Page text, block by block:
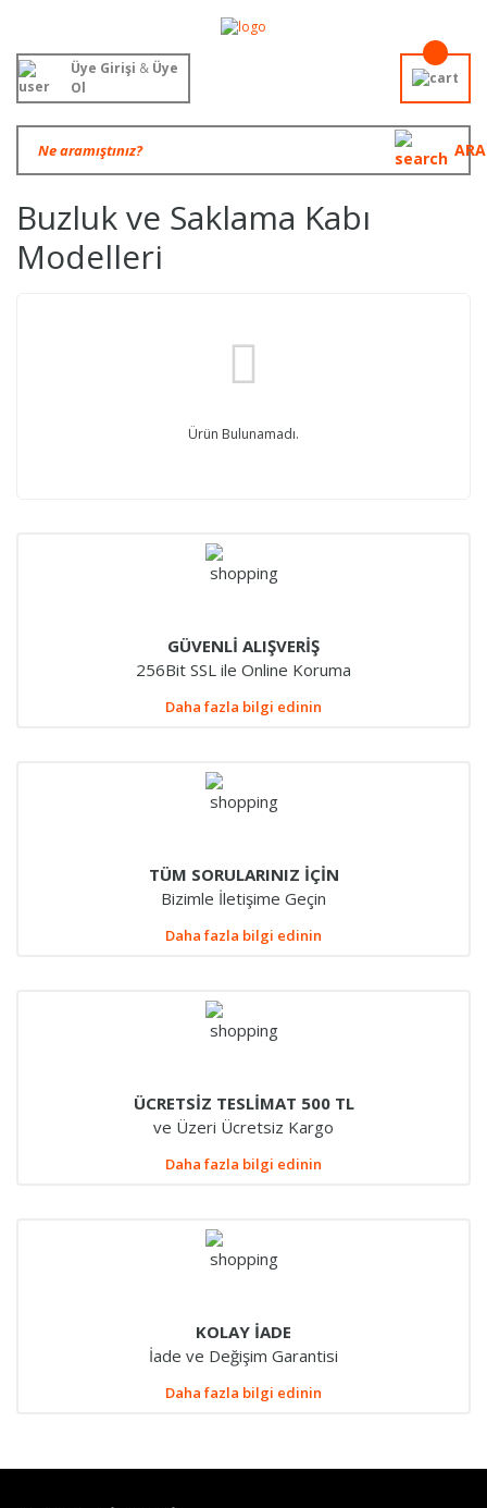
ARA
Üye Girişi &Üye
Ol
Buzluk ve Saklama Kabı
Modelleri
Ürün Bulunamadı.
GÜVENLİ ALIŞVERİŞ
256Bit SSL ile Online Koruma
Daha fazla bilgi edinin
TÜM SORULARINIZ İÇİN
Bizimle İletişime Geçin
Daha fazla bilgi edinin
ÜCRETSİZ TESLİMAT 500 TL
ve Üzeri Ücretsiz Kargo
Daha fazla bilgi edinin
KOLAY İADE
İade ve Değişim Garantisi
Daha fazla bilgi edinin